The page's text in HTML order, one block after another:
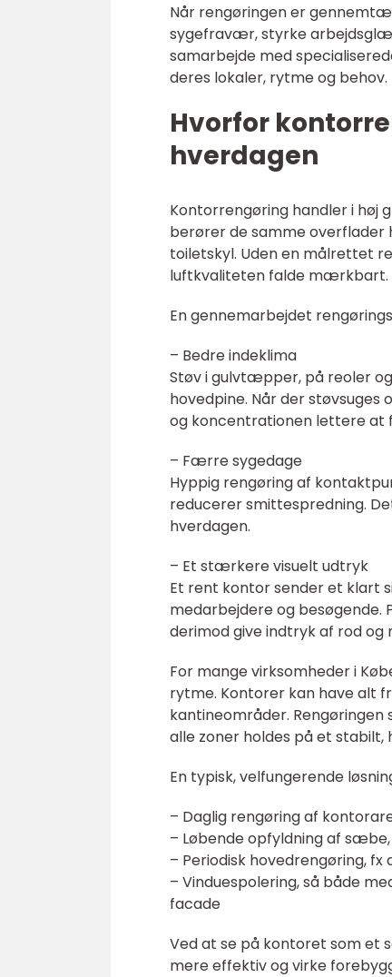
Når rengøringen er
sygefravær, styrke
samarbejde med
deres lokaler, rytme og behov.
Hvorfor
hverdagen
Kontorrengøring handler i høj
berører de samme overflader
toiletskyl. Uden en målrettet
luftkvaliteten falde mærkbart.
En gennemarbejdet
– Bedre indeklima
Støv i gulvtæpper, på reoler
hovedpine. Når der
og koncentrationen lettere at
– Færre sygedage
Hyppig rengøring af
reducerer smittespredning.
hverdagen.
– Et stærkere visuelt udtryk
Et rent kontor sender et klart
medarbejdere og besøgende.
derimod give indtryk af rod og
For mange virksomheder i
rytme. Kontorer kan have alt
kantineområder. Rengøringen
alle zoner holdes på et stabilt,
En typisk, velfungerende
– Daglig rengøring af
– Løbende opfyldning af
– Periodisk hovedrengøring,
– Vinduespolering, så både
facade
Ved at se på kontoret som et
mere effektiv og virke